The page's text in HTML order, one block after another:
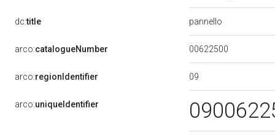
dc:title pannello
arco:catalogueNumber 00622500
arco:regionIdentifier 09
arco:uniqueIdentifier